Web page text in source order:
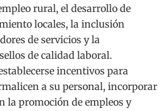
rural, el desarrollo de
locales, la inclusión
de servicios y la
de calidad laboral.
incentivos para
a su personal, incorporar
la promoción de empleos y